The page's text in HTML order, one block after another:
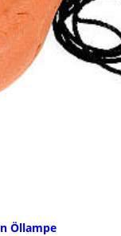
Öllampe